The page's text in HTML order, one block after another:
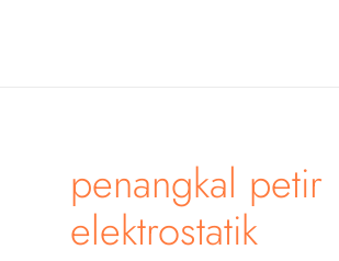
penangkal petir
elektrostatik